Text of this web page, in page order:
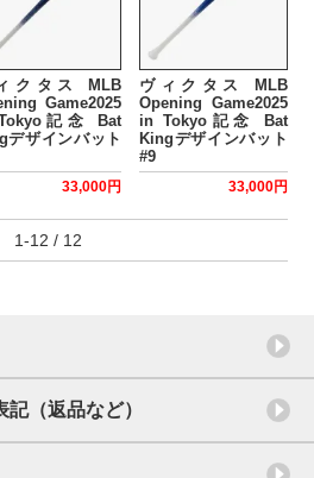
クタス MLB
Game2025
記念 Bat
デザインバット
33,000円
ヴィクタス MLB
Opening Game2025
in Tokyo記念 Bat
Kingデザインバット
#9
33,000円
1-12 / 12
（返品など）